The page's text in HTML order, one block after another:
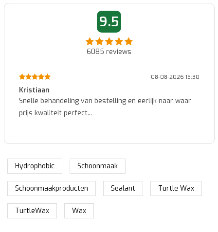
9.5
6085 reviews
08-08-2026 15:30
naar waar
Makkelijk te bestellen en snelle levering...
Hydrophobic Schoonmaak
Schoonmaakproducten Sealant Turtle Wax
TurtleWax Wax